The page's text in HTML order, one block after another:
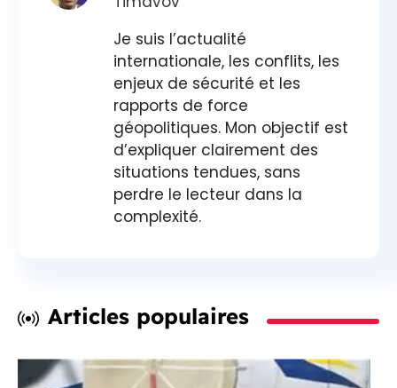
Je suis l’actualité
internationale, les conflits, les
enjeux de sécurité et les
rapports de force
géopolitiques. Mon objectif est
d’expliquer clairement des
situations tendues, sans
perdre le lecteur dans la
complexité.
Articles populaires